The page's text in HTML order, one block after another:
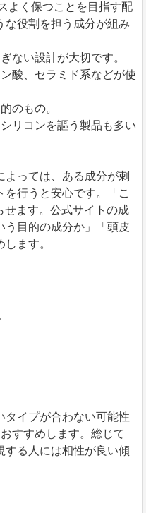
よく保つことを目指す配
な役割を担う成分が組み
ない設計が大切です。
酸、セラミド系などが使
のもの。
リコンを謳う製品も多い
っては、ある成分が刺
行うと安心です。「こ
せます。公式サイトの成
う目的の成分か」「頭皮
ます。
タイプが合わない可能性
すすめします。総じて
する人には相性が良い傾